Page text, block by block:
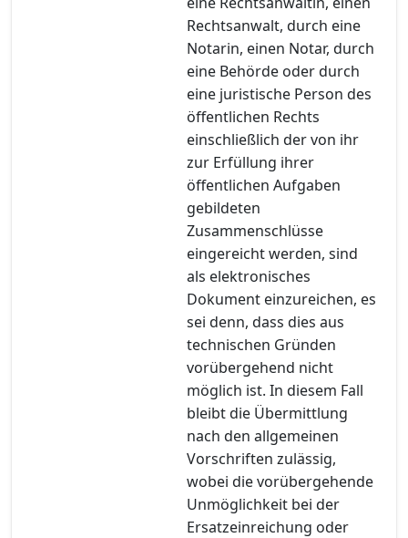
Rechtsanwalt, durch eine
Notarin, einen Notar, durch
eine Behörde oder durch
eine juristische Person des
öffentlichen Rechts
einschließlich der von ihr
zur Erfüllung ihrer
öffentlichen Aufgaben
gebildeten
Zusammenschlüsse
eingereicht werden, sind
als elektronisches
Dokument einzureichen, es
sei denn, dass dies aus
technischen Gründen
vorübergehend nicht
möglich ist. In diesem Fall
bleibt die Übermittlung
nach den allgemeinen
Vorschriften zulässig,
wobei die vorübergehende
Unmöglichkeit bei der
Ersatzeinreichung oder